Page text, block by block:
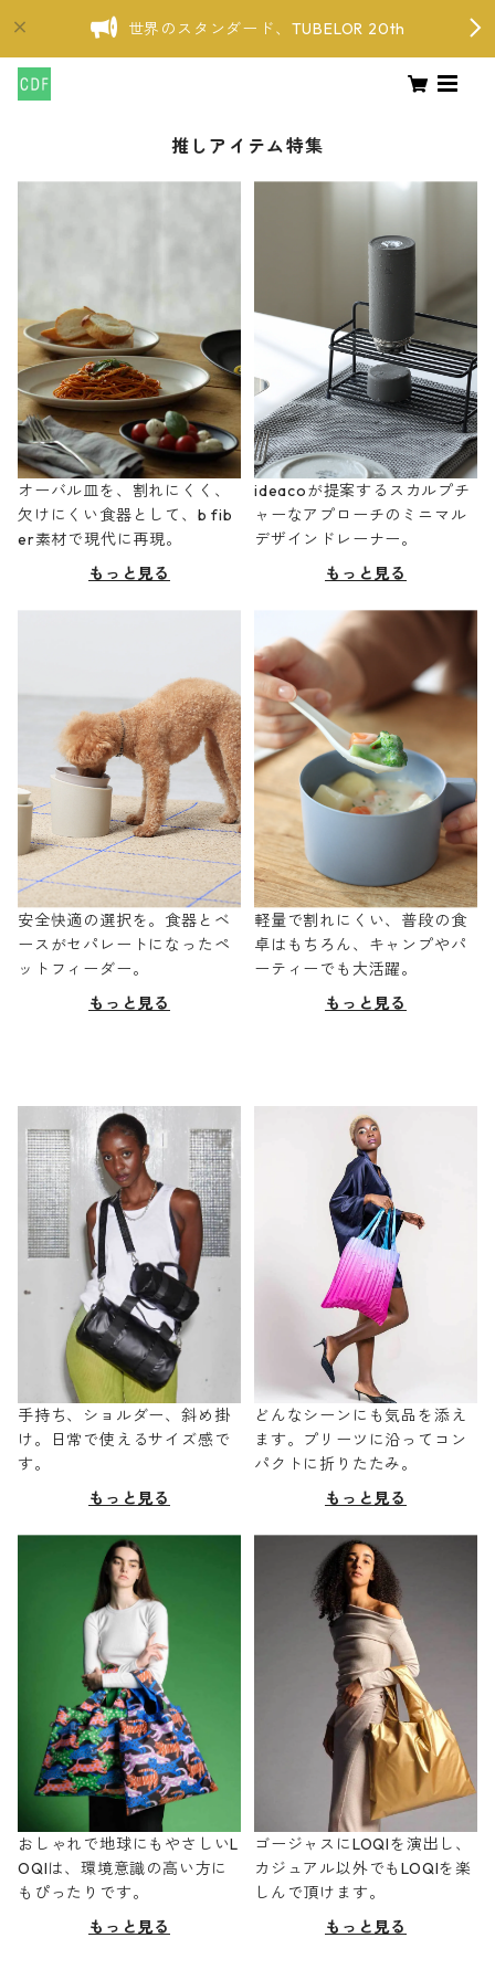
世界のスタンダード、TUBELOR 20th
推しアイテム特集
オーバル皿を、割れにくく、
欠けにくい食器として、b fib
er素材で現代に再現。
もっと見る
ideacoが提案するスカルプチ
ャーなアプローチのミニマル
デザインドレーナー。
もっと見る
安全快適の選択を。食器とベ
ースがセパレートになったペ
ットフィーダー。
もっと見る
軽量で割れにくい、普段の食
卓はもちろん、キャンプやパ
ーティーでも大活躍。
もっと見る
手持ち、ショルダー、斜め掛
け。日常で使えるサイズ感で
す。
もっと見る
どんなシーンにも気品を添え
ます。プリーツに沿ってコン
パクトに折りたたみ。
もっと見る
おしゃれで地球にもやさしいL
OQIは、環境意識の高い方に
もぴったりです。
もっと見る
ゴージャスにLOQIを演出し、
カジュアル以外でもLOQIを楽
しんで頂けます。
もっと見る